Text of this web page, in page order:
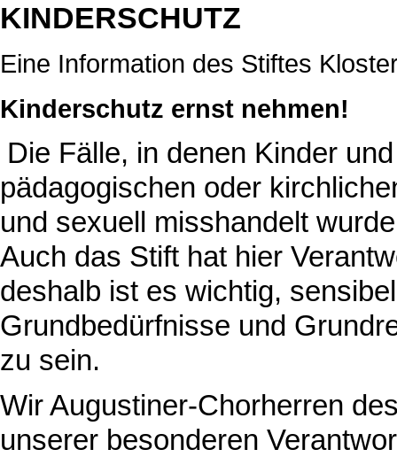
KINDERSCHUTZ
Eine Information des Stiftes
Kinderschutz ernst nehmen!
Die Fälle, in denen Kinder
pädagogischen oder
und sexuell misshandelt
Auch das Stift hat hier
deshalb ist es wichtig,
Grundbedürfnisse und
zu sein.
Wir Augustiner-Chorherren
unserer besonderen